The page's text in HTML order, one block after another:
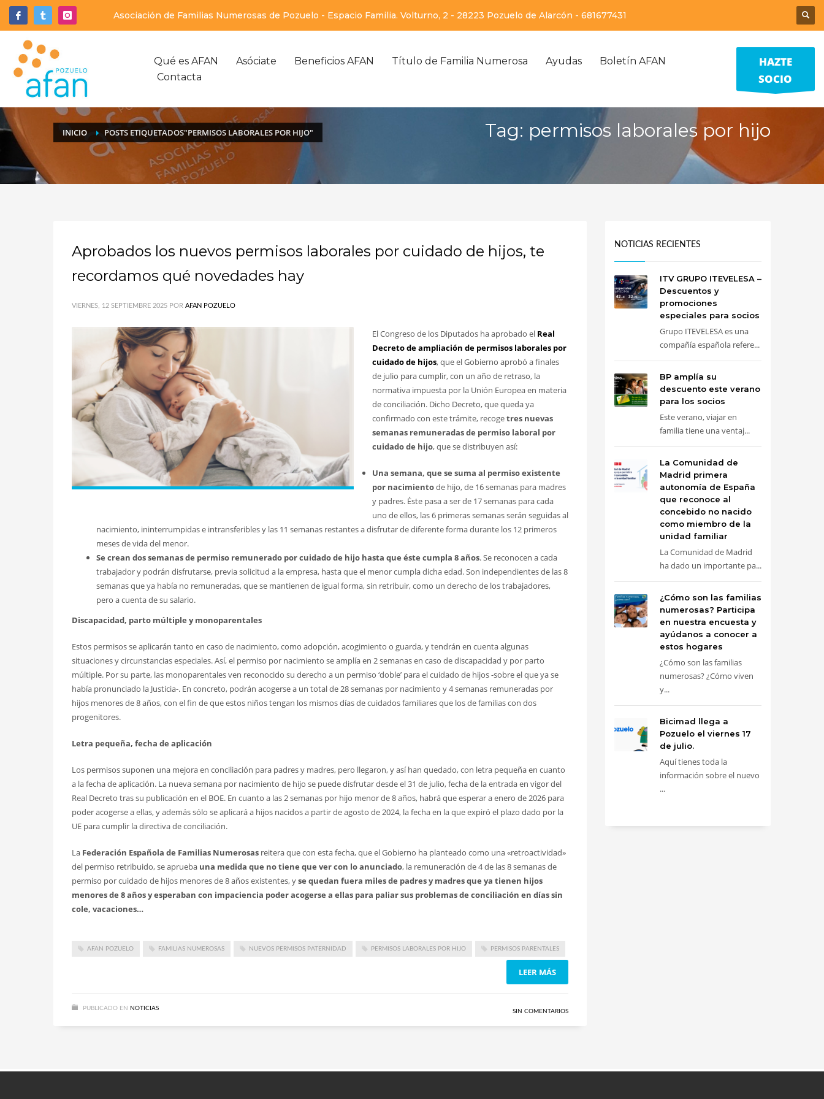
Asociación de Familias Numerosas de Pozuelo - Espacio Familia. Volturno, 2 - 28223 Pozuelo de Alarcón - 681677431
Qué es AFAN Asóciate Beneficios AFAN Título de Familia Numerosa Ayudas
Boletín AFAN
Contacta
HAZTE
SOCIO
INICIO POSTS ETIQUETADOS"PERMISOS LABORALES POR HIJO" Tag: permisos laborales por hijo
Aprobados los nuevos permisos laborales por cuidado de hijos, te
recordamos qué novedades hay
VIERNES, 12 SEPTIEMBRE 2025 POR AFAN POZUELO
El Congreso de los Diputados ha aprobado el Real
Decreto de ampliación de permisos laborales por
cuidado de hijos, que el Gobierno aprobó a finales
de julio para cumplir, con un año de retraso, la
normativa impuesta por la Unión Europea en materia
de conciliación. Dicho Decreto, que queda ya
confirmado con este trámite, recogetres nuevas
semanas remuneradas de permiso laboral por
cuidado de hijo, que se distribuyen así:
Una semana, que se suma al permiso existente
por nacimientode hijo, de 16 semanas para madres
y padres. Éste pasa a ser de 17 semanas para cada
uno de ellos, las 6 primeras semanas serán seguidas al
nacimiento, ininterrumpidas e intransferibles y las 11 semanas restantes a disfrutar de diferente forma durante los 12 primeros
meses de vida del menor.
Se crean dos semanas de permiso remunerado por cuidado de hijo hasta que éste cumpla 8 años. Se reconocen a cada
trabajador y podrán disfrutarse, previa solicitud a la empresa, hasta que el menor cumpla dicha edad. Son independientes de las 8
semanas que ya había no remuneradas, que se mantienen de igual forma, sin retribuir, como un derecho de los trabajadores,
pero a cuenta de su salario.
Discapacidad, parto múltiple y monoparentales
Estos permisos se aplicarán tanto en caso de nacimiento, como adopción, acogimiento o guarda, y tendrán en cuenta algunas
situaciones y circunstancias especiales. Así, el permiso por nacimiento se amplía en 2 semanasen caso dediscapacidad y por parto
múltiple. Por su parte, las monoparentales ven reconocido su derecho a un permiso ‘doble’ para el cuidado de hijos -sobre el que ya se
había pronunciado la Justicia-. En concreto, podrán acogerse a un total de 28 semanas por nacimiento y4 semanas remuneradas por
hijos menores de 8 años, con el fin de que estos niños tengan los mismos días de cuidados familiares que los de familias con dos
progenitores.
Letra pequeña, fecha de aplicación
Los permisos suponen una mejora en conciliación para padres y madres, pero llegaron, y así han quedado, con letra pequeña en cuanto
a la fecha de aplicación. La nueva semana por nacimiento de hijo se puede disfrutar desde el 31 de julio, fecha de la entrada en vigor del
Real Decreto tras su publicación en el BOE. En cuanto a las 2 semanas por hijo menor de 8 años, habrá que esperar a enero de 2026 para
poder acogerse a ellas, y además sólo se aplicará a hijos nacidos a partir de agosto de 2024, la fecha en la que expiró el plazo dado por la
UE para cumplir la directiva de conciliación.
La Federación Española de Familias Numerosas reitera que con esta fecha, que el Gobierno ha planteado como una «retroactividad»
del permiso retribuido, se aprueba una medida que no tiene que ver con lo anunciado, la remuneración de 4 de las 8 semanas de
permiso por cuidado de hijos menores de 8 años existentes, yse quedan fuera miles de padres y madres que ya tienen hijos
menores de 8 añosy esperaban con impaciencia poder acogerse a ellas para paliar sus problemas de conciliación en días sin
cole, vacaciones…
AFAN POZUELO FAMILIAS NUMEROSAS NUEVOS PERMISOS PATERNIDAD PERMISOS LABORALES POR HIJO PERMISOS PARENTALES
LEER MÁS
PUBLICADO EN NOTICIAS SIN COMENTARIOS
NOTICIAS RECIENTES
ITV GRUPO ITEVELESA –
Descuentos y
promociones
especiales para socios
Grupo ITEVELESA es una
compañía española refere...
BP amplía su
descuento este verano
para los socios
Este verano, viajar en
familia tiene una ventaj...
La Comunidad de
Madrid primera
autonomía de España
que reconoce al
concebido no nacido
como miembro de la
unidad familiar
La Comunidad de Madrid
ha dado un importante pa...
¿Cómo son las familias
numerosas? Participa
en nuestra encuesta y
ayúdanos a conocer a
estos hogares
¿Cómo son las familias
numerosas? ¿Cómo viven
y...
Bicimad llega a
Pozuelo el viernes 17
de julio.
Aquí tienes toda la
información sobre el nuevo
...